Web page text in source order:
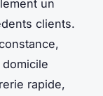
un
clients.
rapide,